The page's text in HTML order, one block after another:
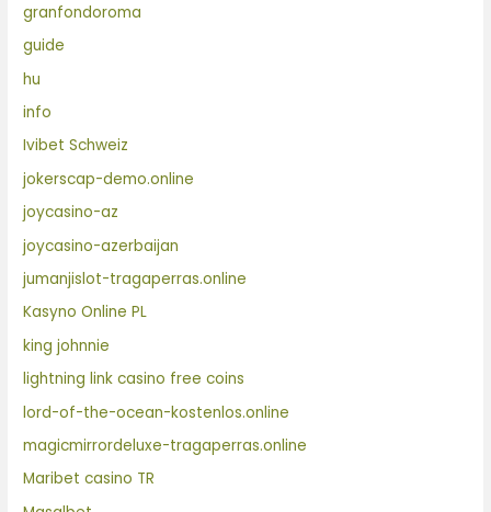
granfondoroma
guide
hu
info
Ivibet Schweiz
jokerscap-demo.online
joycasino-az
joycasino-azerbaijan
jumanjislot-tragaperras.online
Kasyno Online PL
king johnnie
lightning link casino free coins
lord-of-the-ocean-kostenlos.online
magicmirrordeluxe-tragaperras.online
Maribet casino TR